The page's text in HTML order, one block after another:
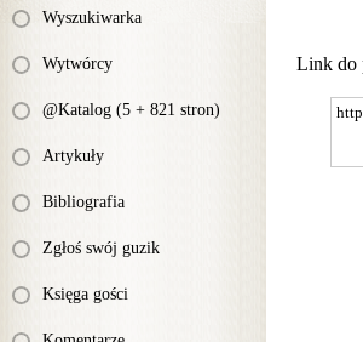
Wyszukiwarka
Wytwórcy
@Katalog (5 + 821 stron)
Artykuły
Bibliografia
Zgłoś swój guzik
Księga gości
Link do